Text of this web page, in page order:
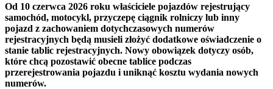
Od 10 czerwca 2026 roku właściciele pojazdów rejestrujący
samochód, motocykl, przyczepę ciągnik rolniczy lub inny
pojazd z zachowaniem dotychczasowych numerów
rejestracyjnych będą musieli złożyć dodatkowe oświadczenie o
stanie tablic rejestracyjnych. Nowy obowiązek dotyczy osób,
które chcą pozostawić obecne tablice podczas
przerejestrowania pojazdu i uniknąć kosztu wydania nowych
numerów.